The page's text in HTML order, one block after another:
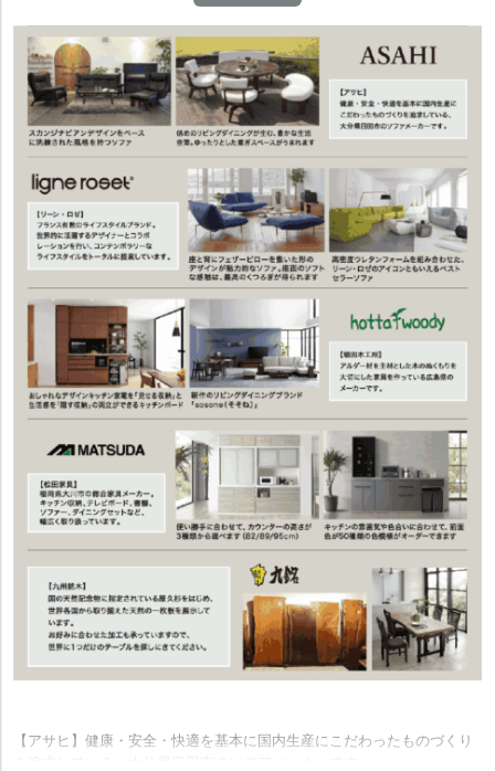
ー。
【浜本工芸】楢ムクにこだわり、使い込むほどに愛着が増していく「本
物の家具」を提案し続ける家具メーカー。
【シラカワ】100年経てもなお新鮮と認められるような家具を、「100年
モダン」をデザイン哲学に、日々モノづくりを続けている飛騨高山の家
具メーカー。
ール・イタリアの製造拠点から、50カ国以上に販売している「世界基
準」のソファメーカーです。革の鞣しからソファの製造まで一貫して行
っており、高品質の大判の革をふんだんに使用しています。
【冨士ファニチア】1959年創業の徳島の家具メーカー。常に今までの常
識を疑い、固定観念に捉われず「創造的破壊」を繰り返しながら新しい
価値を生み出し、冨士ファニチアに関わる全ての人を「人生の主人公」
にするために日々活動しています。
【橋詰家具】自然豊かな宮崎県都城市に自社工場があり、南九州産楠(ク
スノキ)材を中心とした木製家具の製造・販売を行っています。
【アサヒ】健康・安全・快適を基本に国内生産にこだわったものづくり